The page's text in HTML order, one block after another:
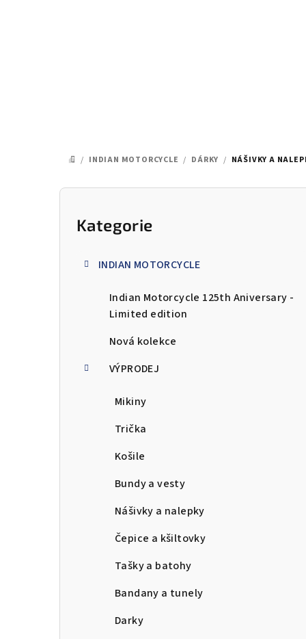
DOMŮ
/ INDIAN MOTORCYCLE / DÁRKY / NÁŠIVKY A
P
Přeskočit
kategorie
Kategorie
INDIAN MOTORCYCLE
Indian Motorcycle 125th Aniversary -
Limited edition
Nová kolekce
VÝPRODEJ
Mikiny
Trička
Košile
Bundy a vesty
Nášivky a nalepky
Čepice a kšiltovky
Tašky a batohy
Bandany a tunely
Darky